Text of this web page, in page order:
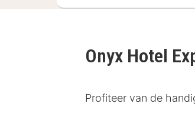
Onyx Hotel
Profiteer van de